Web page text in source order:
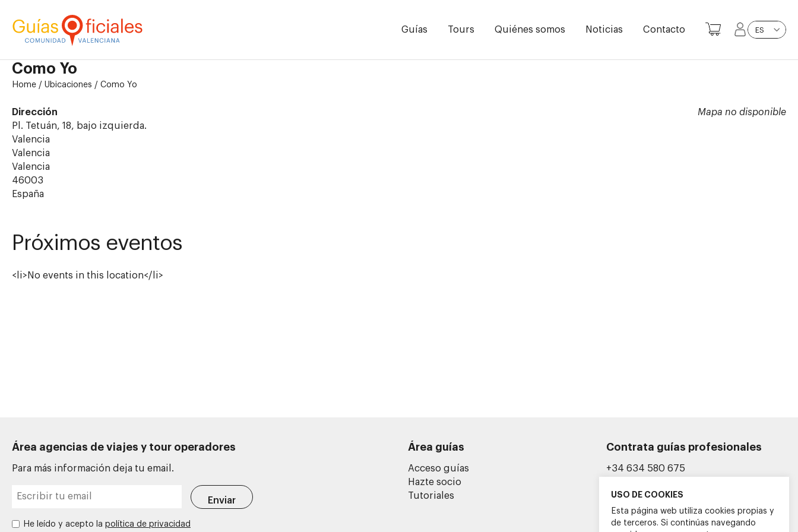
Guías Tours Quiénes somos Noticias Contacto ES
Como Yo
Home / Ubicaciones / Como Yo
Mapa no disponible
Dirección
Pl. Tetuán, 18, bajo izquierda.
Valencia
Valencia
Valencia
46003
España
Próximos eventos
<li>No events in this location</li>
Área agencias de viajes y tour operadores
Para más información deja tu email.
He leído y acepto la política de privacidad
Área guías
Acceso guías
Hazte socio
Tutoriales
Contrata guías profesionales
+34 634 580 675
USO DE COOKIES
Esta página web utiliza cookies propias y
de terceros. Si continúas navegando